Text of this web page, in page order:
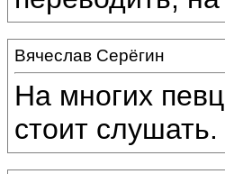
Вячеслав Серёгин
На многих
стоит слушать.